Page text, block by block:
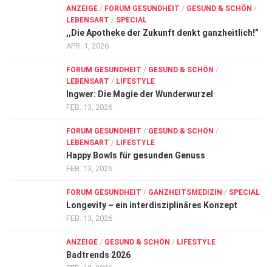
ANZEIGE / FORUM GESUNDHEIT / GESUND & SCHÖN /
LEBENSART / SPECIAL
,,Die Apotheke der Zukunft denkt ganzheitlich!”
APR. 1, 2026
FORUM GESUNDHEIT / GESUND & SCHÖN /
LEBENSART / LIFESTYLE
Ingwer: Die Magie der Wunderwurzel
FEB. 13, 2026
FORUM GESUNDHEIT / GESUND & SCHÖN /
LEBENSART / LIFESTYLE
Happy Bowls für gesunden Genuss
FEB. 13, 2026
FORUM GESUNDHEIT / GANZHEITSMEDIZIN / SPECIAL
Longevity – ein interdisziplinäres Konzept
FEB. 13, 2026
ANZEIGE / GESUND & SCHÖN / LIFESTYLE
Badtrends 2026